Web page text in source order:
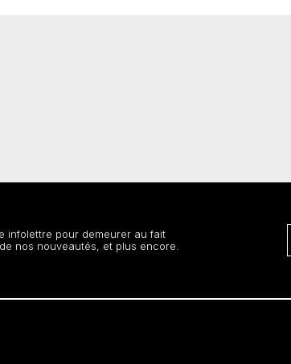
infolettre pour demeurer au fait
nos nouveautés, et plus encore.